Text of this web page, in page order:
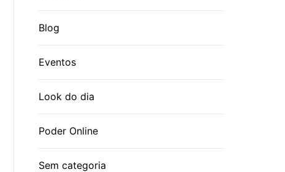
Blog
Eventos
Look do dia
Poder Online
Sem categoria